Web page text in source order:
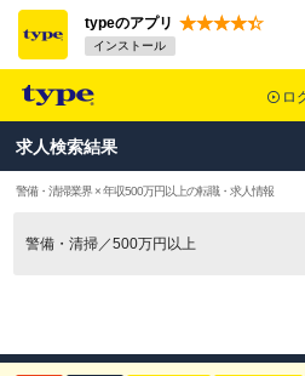
typeのアプリ
インストール
ロ
求人検索結果
警備・清掃業界 × 年収500万円以上の転職・求人情報
警備・清掃／500万円以上